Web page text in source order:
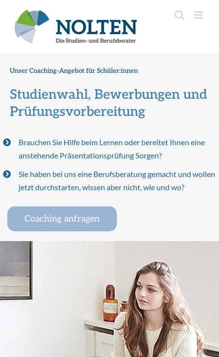
springen
Inhalt
springen
Unser Coaching-Angebot für Schüler:innen
Studienwahl, Bewerbungen und
Prüfungsvorbereitung
Brauchen Sie Hilfe beim Lernen oder bereitet Ihnen eine
anstehende Präsentationsprüfung Sorgen?
Sie haben bei uns eine Berufsberatung gemacht und wollen
jetzt durchstarten, wissen aber nicht, wie und wo?
Coaching anfragen